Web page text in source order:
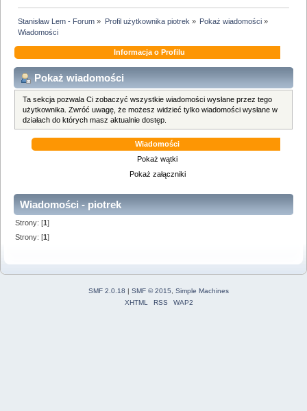
Stanisław Lem - Forum » Profil użytkownika piotrek » Pokaż wiadomości»
Wiadomości
Informacja o Profilu
Pokaż wiadomości
Ta sekcja pozwala Ci zobaczyć wszystkie wiadomości wysłane przez tego
użytkownika. Zwróć uwagę, że możesz widzieć tylko wiadomości wysłane w
działach do których masz aktualnie dostęp.
Wiadomości
Pokaż wątki
Pokaż załączniki
Wiadomości - piotrek
Strony: [1]
Strony: [1]
SMF 2.0.18 | SMF © 2015
Simple Machines
XHTML
RSS WAP2